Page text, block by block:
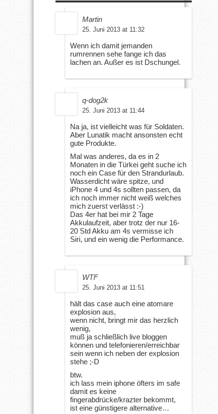
Martin
25. Juni 2013 at 11:32
Wenn ich damit jemanden
rumrennen sehe fange ich das
lachen an. Außer es ist Dschungel.
q-dog2k
25. Juni 2013 at 11:44
Na ja, ist vielleicht was für Soldaten.
Aber Lunatik macht ansonsten echt
gute Produkte.
Mal was anderes, da es in 2
Monaten in die Türkei geht suche ich
noch ein Case für den Strandurlaub.
Wasserdicht wäre spitze, und
iPhone 4 und 4s sollten passen, da
ich noch immer nicht weiß welches
mich zuerst verlässt :-)
Das 4er hat bei mir 2 Tage
Akkulaufzeit, aber trotz der nur 16-
20 Std Akku am 4s vermisse ich
Siri, und ein wenig die Performance.
WTF
25. Juni 2013 at 11:51
hält das case auch eine atomare
explosion aus,
wenn nicht, bringt mir das herzlich
wenig,
muß ja schließlich live bloggen
können und telefonieren/erreichbar
sein wenn ich neben der explosion
stehe ;-D
btw.
ich lass mein iphone öfters im safe
damit es keine
fingerabdrücke/krazter bekommt,
ist eine günstigere alternative…